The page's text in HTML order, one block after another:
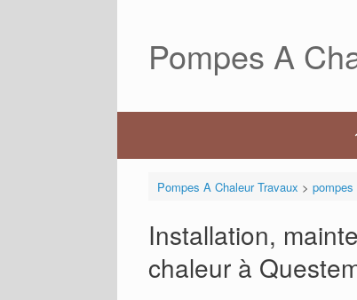
contentPompes A
Pompes A Chaleur Travaux > pompes
Installation,
chaleur à